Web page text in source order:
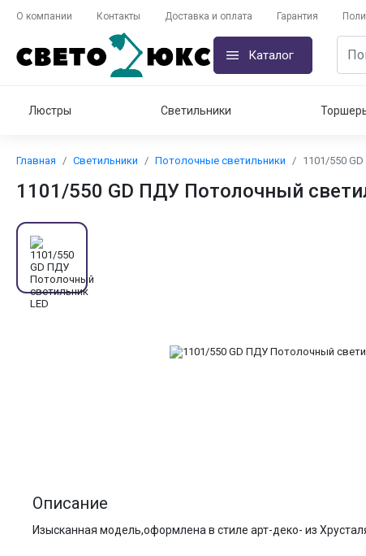
О компании Контакты Доставка и оплата Гарантия
Каталог
Люстры Светильники
Главная Светильники Потолочные светильники 1101/550
1101/550 GD ПДУ Потолочный
Описание
Изысканная модель,оформлена в стиле арт-деко- из